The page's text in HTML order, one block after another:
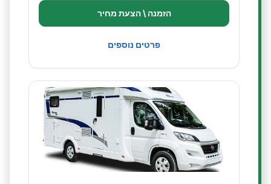
הזמנה \ הצעת מחיר
פרטים נוספים